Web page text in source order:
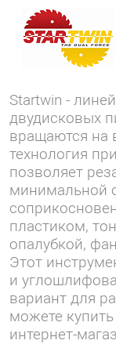
Startwin -
двудисковых
вращаются на
технология
позволяет
минимальной
пластиком,
опалубкой,
Этот
и
вариант для
можете
интернет-